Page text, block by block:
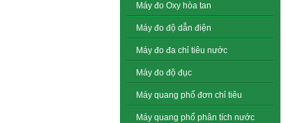
Máy đo Oxy hòa tan
Máy đo độ dẫn điện
Máy đo đa chỉ tiêu nước
Máy đo độ đục
Máy quang phổ đơn chỉ tiêu
Máy quang phổ phân tích nước